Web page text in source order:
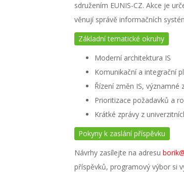
sdružením EUNIS-CZ. Akce je
věnují správě informačních
Základní tematické okruhy
Moderní architektura IS
Komunikační a integrační
Řízení změn IS, významné
Prioritizace požadavků a
Krátké zprávy z
Pokyny k zaslání příspěvku
Návrhy zasílejte na adresu
příspěvků, programový výbor si